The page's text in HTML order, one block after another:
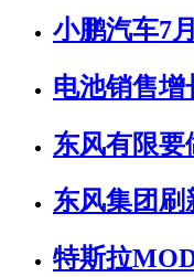
小鹏汽车7
电池销售增
东风有限要
东风集团刷
特斯拉